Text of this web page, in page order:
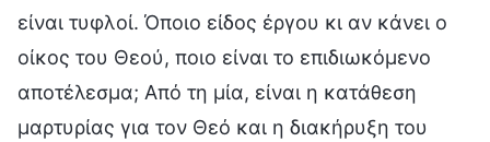
είναι τυφλοί. Όποιο είδος έργου κι αν κάνει ο
οίκος του Θεού, ποιο είναι το επιδιωκόμενο
αποτέλεσμα; Από τη μία, είναι η κατάθεση
μαρτυρίας για τον Θεό και η διακήρυξη του